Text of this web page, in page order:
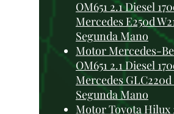
OM651 2.1 Diesel
Mercedes E250d
Segunda Mano
Motor Mercedes-
OM651 2.1 Diesel
Mercedes GLC220d
Segunda Mano
Motor Toyota Hilux